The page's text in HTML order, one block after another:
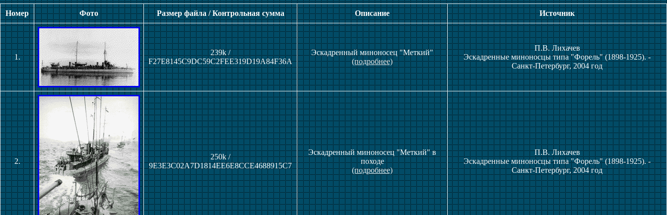
Номер Фото Размер файла / Контрольная сумма Описание Источник
1.
239k /
F27E8145C9DC59C2FEE319D19A84F36A
Эскадренный миноносец "Меткий"
(подробнее)
П.В. Лихачев
Эскадренные миноносцы типа "Форель" (1898-1925). -
Санкт-Петербург, 2004 год
2.
250k /
9E3E3C02A7D1814EE6E8CCE4688915C7
Эскадренный миноносец "Меткий" в
походе
(подробнее)
П.В. Лихачев
Эскадренные миноносцы типа "Форель" (1898-1925). -
Санкт-Петербург, 2004 год